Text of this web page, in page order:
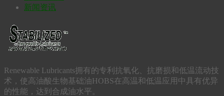
新闻资讯
Renewable Lubricants拥有的专利抗氧化、抗磨损和低温流动技
术，使高油酸生物基础油HOBS在高温和低温应用中具有优异
的性能，达到合成油水平。